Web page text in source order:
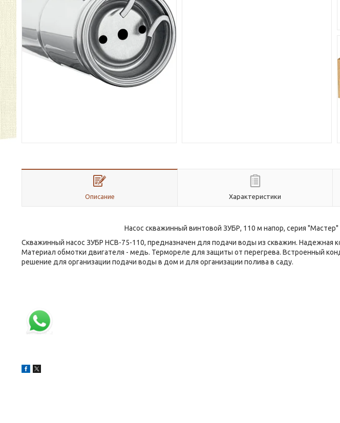
Описание Характеристики
Насос скважинный винтовой ЗУБР, 110 м напор, серия
Скважинный насос ЗУБР НСВ-75-110, предназначен для подачи воды из скважин. Надежная
Материал обмотки двигателя - медь. Термореле для защиты от перегрева. Встроенный
решение для организации подачи воды в дом и для организации полива в саду.